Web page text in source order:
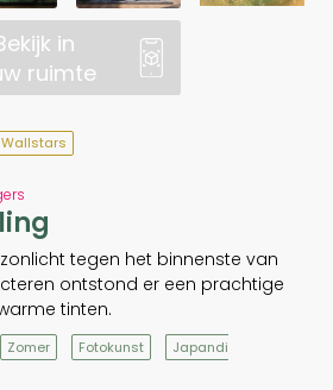
in
ruimte
tegen het binnenste van
ontstond er een prachtige
tinten.
Zomer Fotokunst
Japandi